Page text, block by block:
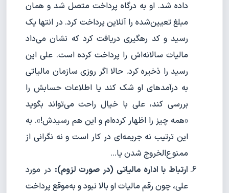
داده شد. او به درگاه پرداخت متصل شد و همان
مبلغ تعیین‌شده را آنلاین پرداخت کرد. در انتها یک
رسید و کد رهگیری دریافت کرد که نشان می‌داد
مالیات سالانه‌اش را پرداخت کرده است. علی این
رسید را ذخیره کرد. حالا اگر روزی سازمان مالیاتی
به درآمدهای او شک کند یا اطلاعات حسابش را
بررسی کند، علی با خیال راحت می‌تواند بگوید
«همه چیز را اظهار کرده‌ام و این هم رسیدش!». به
این ترتیب نه جریمه‌ای در کار است و نه نگرانی از
ممنوع‌الخروج شدن یا...
ارتباط با اداره مالیاتی (در صورت لزوم): در مورد
علی، چون رقم مالیات او بالا نبود و به‌موقع پرداخت